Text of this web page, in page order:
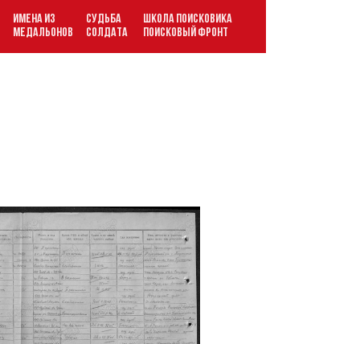
ИМЕНА ИЗ
МЕДАЛЬОНОВ
СУДЬБА
СОЛДАТА
ШКОЛА ПОИСКОВИКА
ПОИСКОВЫЙ ФРОНТ